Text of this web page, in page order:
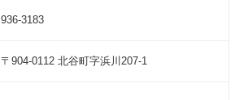
936-3183
〒904-0112 北谷町字浜川207-1